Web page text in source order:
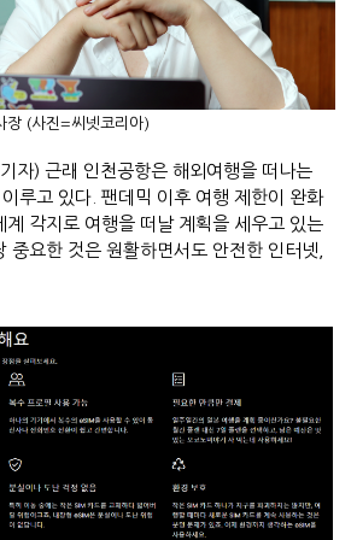
장 (사진=씨넷코리아)
자) 근래 인천공항은 해외여행을 떠나는
루고 있다. 팬데믹 이후 여행 제한이 완화
계 각지로 여행을 떠날 계획을 세우고 있는
중요한 것은 원활하면서도 안전한 인터넷,